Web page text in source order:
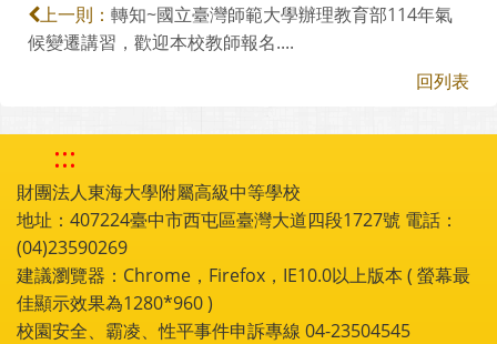
上一則： 轉知~國立臺灣師範大學辦理教育部114年氣
候變遷講習，歡迎本校教師報名....
回列表
:::
財團法人東海大學附屬高級中等學校
地址：407224臺中市西屯區臺灣大道四段1727號 電話：
(04)23590269
建議瀏覽器：Chrome，Firefox，IE10.0以上版本 ( 螢幕最
佳顯示效果為1280*960 )
校園安全、霸凌、性平事件申訴專線 04-23504545